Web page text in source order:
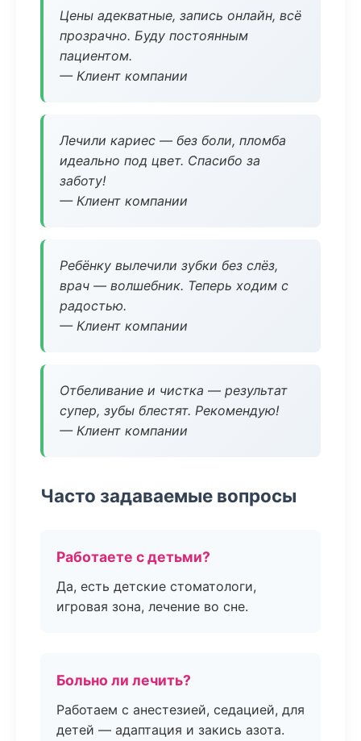
Цены адекватные, запись онлайн, всё
прозрачно. Буду постоянным
пациентом.
— Клиент компании
Лечили кариес — без боли, пломба
идеально под цвет. Спасибо за
заботу!
— Клиент компании
Ребёнку вылечили зубки без слёз,
врач — волшебник. Теперь ходим с
радостью.
— Клиент компании
Отбеливание и чистка — результат
супер, зубы блестят. Рекомендую!
— Клиент компании
Часто задаваемые вопросы
Работаете с детьми?
Да, есть детские стоматологи,
игровая зона, лечение во сне.
Больно ли лечить?
Работаем с анестезией, седацией, для
детей — адаптация и закись азота.